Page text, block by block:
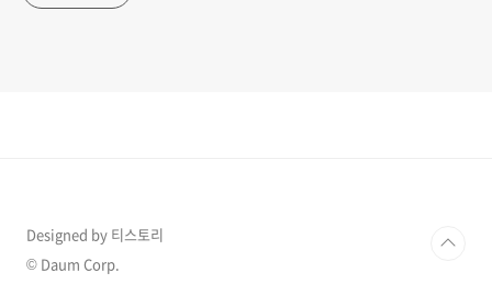
Designed by 티스토리
© Daum Corp.